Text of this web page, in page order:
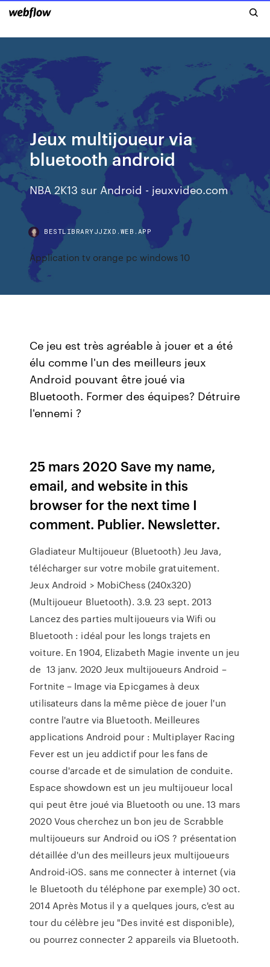
Jeux multijoueur via
bluetooth android
NBA 2K13 sur Android - jeuxvideo.com
BESTLIBRARYJJZXD.WEB.APP
Application tv orange pc windows 10
Ce jeu est très agréable à jouer et a été
élu comme l'un des meilleurs jeux
Android pouvant être joué via
Bluetooth. Former des équipes? Détruire
l'ennemi ?
25 mars 2020 Save my name,
email, and website in this
browser for the next time I
comment. Publier. Newsletter.
Gladiateur Multijoueur (Bluetooth) Jeu Java,
télécharger sur votre mobile gratuitement.
Jeux Android > MobiChess (240x320)
(Multijoueur Bluetooth). 3.9. 23 sept. 2013
Lancez des parties multijoueurs via Wifi ou
Bluetooth : idéal pour les longs trajets en
voiture. En 1904, Elizabeth Magie invente un jeu
de 13 janv. 2020 Jeux multijoueurs Android –
Fortnite – Image via Epicgames à deux
utilisateurs dans la même pièce de jouer l'un
contre l'autre via Bluetooth. Meilleures
applications Android pour : Multiplayer Racing
Fever est un jeu addictif pour les fans de
course d'arcade et de simulation de conduite.
Espace showdown est un jeu multijoueur local
qui peut être joué via Bluetooth ou une. 13 mars
2020 Vous cherchez un bon jeu de Scrabble
multijoueurs sur Android ou iOS ? présentation
détaillée d'un des meilleurs jeux multijoueurs
Android-iOS. sans me connecter à internet (via
le Bluetooth du téléphone par exemple) 30 oct.
2014 Après Motus il y a quelques jours, c'est au
tour du célèbre jeu "Des invité est disponible),
ou pourrez connecter 2 appareils via Bluetooth.